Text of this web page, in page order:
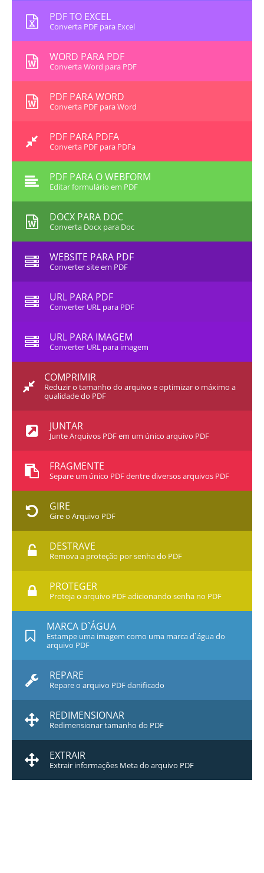
PDF TO EXCEL
Converta PDF para Excel
WORD PARA PDF
Converta Word para PDF
PDF PARA WORD
Converta PDF para Word
PDF PARA PDFA
Converta PDF para PDFa
PDF PARA O WEBFORM
Editar formulário em PDF
DOCX PARA DOC
Converta Docx para Doc
WEBSITE PARA PDF
Converter site em PDF
URL PARA PDF
Converter URL para PDF
URL PARA IMAGEM
Converter URL para imagem
COMPRIMIR
Reduzir o tamanho do arquivo e optimizar o máximo a
qualidade do PDF
JUNTAR
Junte Arquivos PDF em um único arquivo PDF
FRAGMENTE
Separe um único PDF dentre diversos arquivos PDF
GIRE
Gire o Arquivo PDF
DESTRAVE
Remova a proteção por senha do PDF
PROTEGER
Proteja o arquivo PDF adicionando senha no PDF
MARCA D`ÁGUA
Estampe uma imagem como uma marca d`água do
arquivo PDF
REPARE
Repare o arquivo PDF danificado
REDIMENSIONAR
Redimensionar tamanho do PDF
EXTRAIR
Extrair informações Meta do arquivo PDF